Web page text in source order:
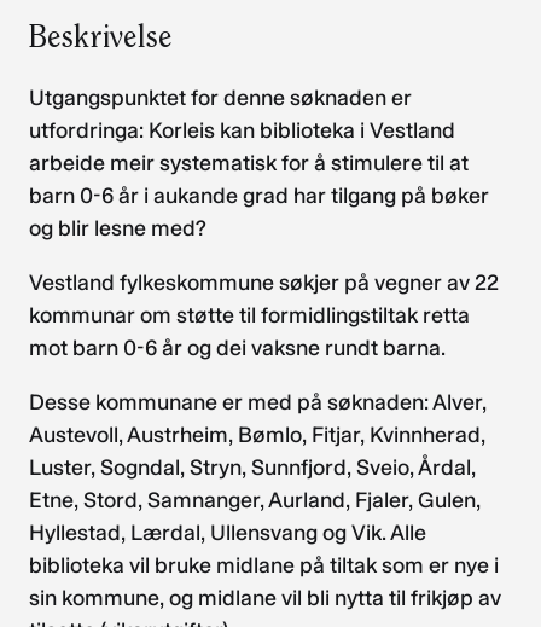
Beskrivelse
Utgangspunktet for denne søknaden er
utfordringa: Korleis kan biblioteka i Vestland
arbeide meir systematisk for å stimulere til at
barn 0-6 år i aukande grad har tilgang på bøker
og blir lesne med?
Vestland fylkeskommune søkjer på vegner av 22
kommunar om støtte til formidlingstiltak retta
mot barn 0-6 år og dei vaksne rundt barna.
Desse kommunane er med på søknaden: Alver,
Austevoll, Austrheim, Bømlo, Fitjar, Kvinnherad,
Luster, Sogndal, Stryn, Sunnfjord, Sveio, Årdal,
Etne, Stord, Samnanger, Aurland, Fjaler, Gulen,
Hyllestad, Lærdal, Ullensvang og Vik. Alle
biblioteka vil bruke midlane på tiltak som er nye i
sin kommune, og midlane vil bli nytta til frikjøp av